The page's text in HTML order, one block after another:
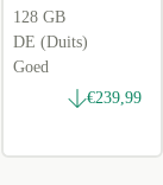
128 GB
DE (Duits)
Goed
€239,99